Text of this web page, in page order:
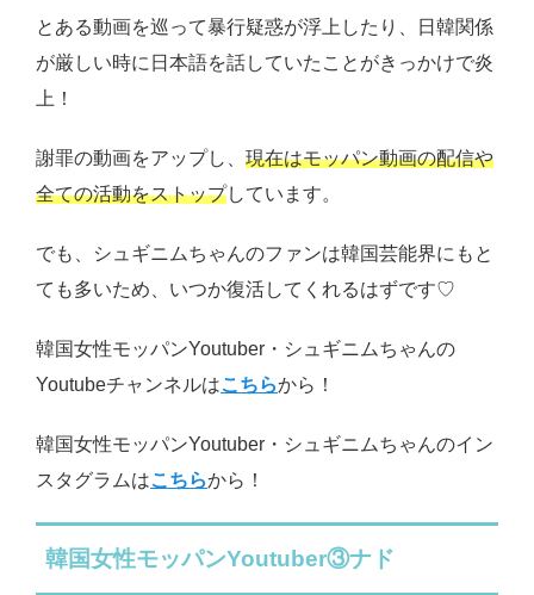
とある動画を巡って暴行疑惑が浮上したり、日韓関係
が厳しい時に日本語を話していたことがきっかけで炎
上！
謝罪の動画をアップし、 現在はモッパン動画の配信や
全ての活動をストップしています。
でも、シュギニムちゃんのファンは韓国芸能界にもと
ても多いため、いつか復活してくれるはずです♡
韓国女性モッパンYoutuber・シュギニムちゃんの
Youtubeチャンネルはこちらから！
韓国女性モッパンYoutuber・シュギニムちゃんのイン
スタグラムはこちらから！
韓国女性モッパンYoutuber③ナド